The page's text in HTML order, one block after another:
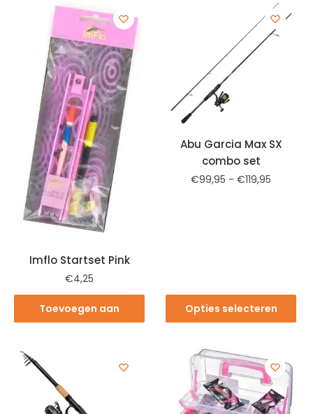
Imflo Startset Pink
€4,25
Toevoegen aan
Abu Garcia Max SX
combo set
€99,95 - €119,95
Opties selecteren